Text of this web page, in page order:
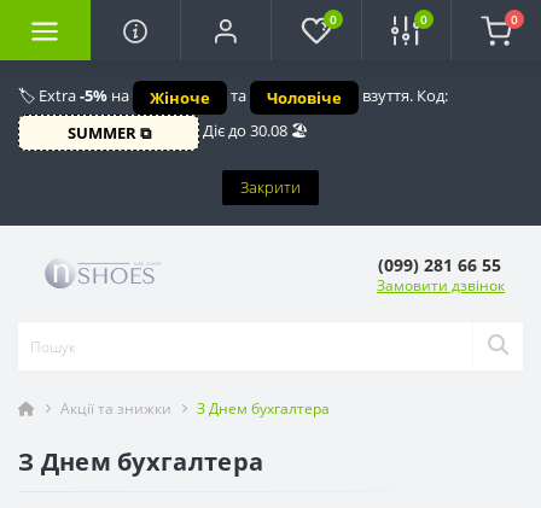
🏷️ Extra-5% на Жіноче та Чоловіче
взуття. Код:
SUMMER ⧉
Діє до 30.08 🏖️
Закрити
0 0 0
(099) 281 66 55
Замовити дзвінок
Акції та знижки З Днем бухгалтера
З Днем бухгалтера